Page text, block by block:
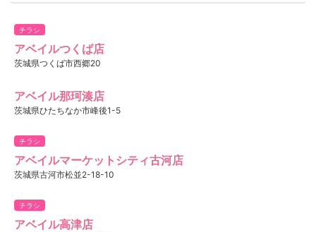
チラシ
アベイルつくば店
茨城県つくば市西郷20
アベイル那珂湊店
茨城県ひたちなか市峰後1-5
チラシ
アベイルマーケットシティ古河店
茨城県古河市松並2-18-10
チラシ
アベイル高津店